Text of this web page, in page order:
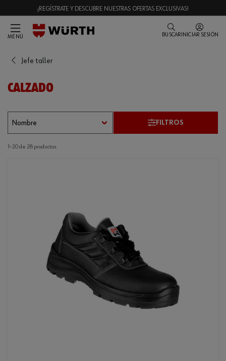
¡REGÍSTRATE Y DESCUBRE NUESTRAS OFERTAS EXCLUSIVAS!
MENÚ BUSCAR INICIAR SESIÓN
Jefe taller
CALZADO
FILTROS
1–20 de 28 productos